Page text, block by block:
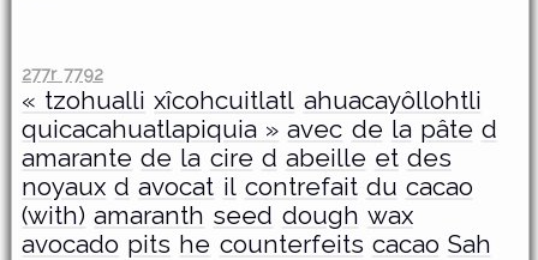
277r 7792
« tzohualli xîcohcuitlatl ahuacayôllohtli
quicacahuatlapiquia » avec de la pâte d
amarante de la cire d abeille et des
noyaux d avocat il contrefait du cacao
(with) amaranth seed dough wax
avocado pits he counterfeits cacao Sah